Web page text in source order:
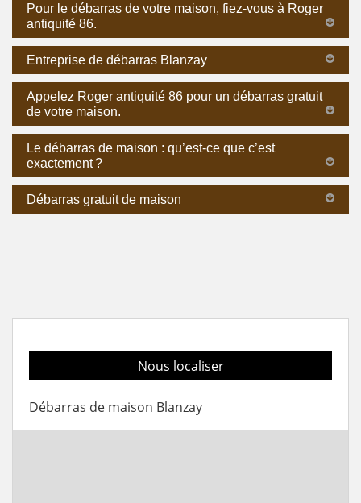
Pour le débarras de votre maison, fiez-vous à Roger
antiquité 86.
Entreprise de débarras Blanzay
Appelez Roger antiquité 86 pour un débarras gratuit
de votre maison.
Le débarras de maison : qu’est-ce que c’est
exactement ?
Débarras gratuit de maison
Nous localiser
Débarras de maison Blanzay